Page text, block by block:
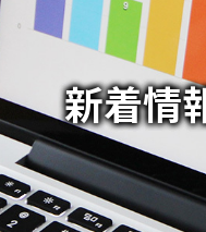
会社地図
印字
印字
光学技術
新着情